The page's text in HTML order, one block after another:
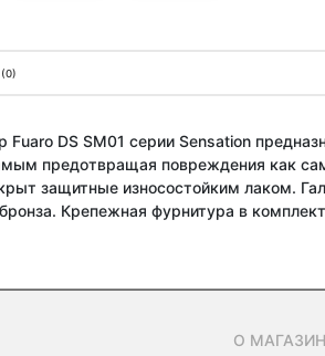
(0)
Fuaro DS SM01 серии Sensation
предотвращая повреждения как
защитные износостойким лаком.
Крепежная фурнитура в
О